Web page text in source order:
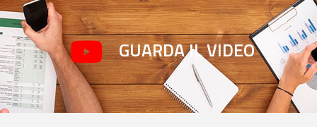
GUARDA IL VIDEO